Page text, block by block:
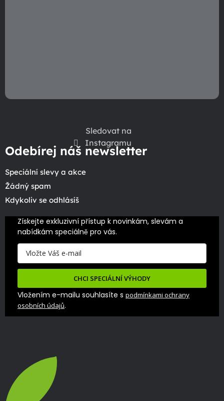
Sledovat na
Instagramu
Odebírej náš newsletter
Speciální slevy a akce
Žádný spam
Kdykoliv se odhlásíš
Získejte exkluzivní přístup k novinkám, slevám a
nabídkám speciálně pro vás.
CHCI SPECIÁLNÍ VÝHODY
Vložením e-mailu souhlasíte s podmínkami ochrany
osobních údajů.